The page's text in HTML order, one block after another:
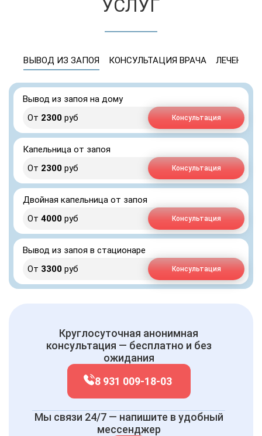
УСЛУГ
ВЫВОД ИЗ ЗАПОЯ КОНСУЛЬТАЦИЯ ВРАЧА ЛЕЧЕНИЕ
Вывод из запоя на дому
От 2300 руб Консультация
Капельница от запоя
От 2300 руб Консультация
Двойная капельница от запоя
От 4000 руб Консультация
Вывод из запоя в стационаре
От 3300 руб Консультация
Круглосуточная анонимная
консультация — бесплатно и без
ожидания
8 931 009-18-03
Мы связи 24/7 — напишите в удобный
мессенджер